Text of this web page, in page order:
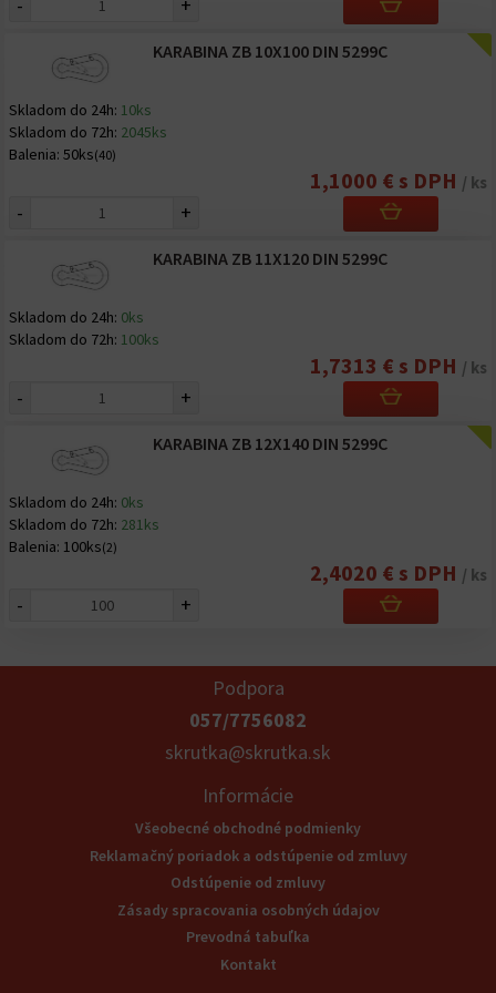
KARABINA ZB 10X100 DIN 5299C
Skladom do 24h: 10ks
Skladom do 72h: 2045ks
Balenia: 50ks(40)
1,1000 € s DPH / ks
- +
KARABINA ZB 11X120 DIN 5299C
Skladom do 24h: 0ks
Skladom do 72h: 100ks
1,7313 € s DPH / ks
- +
KARABINA ZB 12X140 DIN 5299C
Skladom do 24h: 0ks
Skladom do 72h: 281ks
Balenia: 100ks(2)
2,4020 € s DPH / ks
- +
Podpora
057/7756082
skrutka@skrutka.sk
Informácie
Všeobecné obchodné podmienky
Reklamačný poriadok a odstúpenie od zmluvy
Odstúpenie od zmluvy
Zásady spracovania osobných údajov
Prevodná tabuľka
Kontakt